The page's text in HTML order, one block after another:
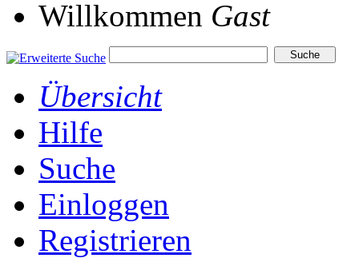
Willkommen Gast
Übersicht
Hilfe
Suche
Einloggen
Registrieren